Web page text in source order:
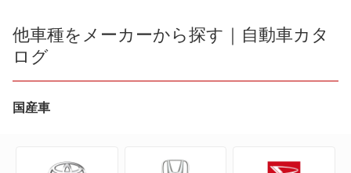
C4
DS3
AX
BX
BX ブレーク
他車種をメーカーから探す｜自動車カタ
ログ
国産車